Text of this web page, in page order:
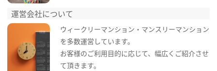
運営会社について
ウィークリーマンション・マンスリーマンション
を多数運営しています。
お客様のご利用目的に応じて、幅広くご紹介させ
て頂きます。